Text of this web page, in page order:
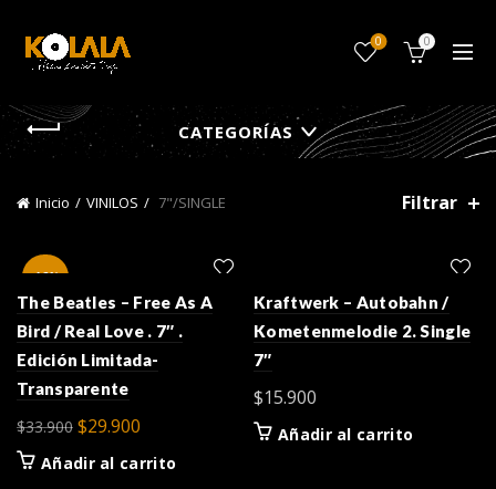
0 0
CATEGORÍAS
Inicio VINILOS 7"/SINGLE Filtrar
-12%
The Beatles – Free As A
Bird / Real Love . 7″ .
Edición Limitada-
Transparente
$33.900 El
precio
$29.900
precio
Añadir al carrito
Kraftwerk – Autobahn /
Kometenmelodie 2. Single
7″
$15.900
Añadir al carrito